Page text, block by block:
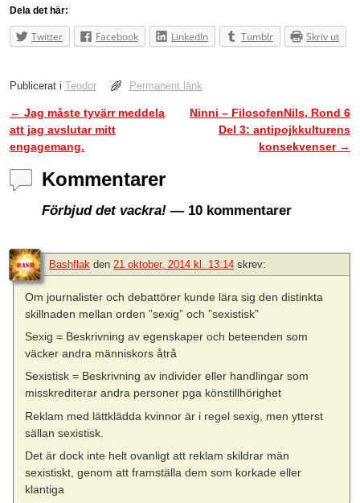
Dela det här:
Twitter Facebook LinkedIn Tumblr Skriv ut
Publicerat i Teodor Permanent länk
Inläggsnavigering
← Jag måste tyvärr meddela
att jag avslutar mitt
engagemang.
Ninni – FilosofenNils, Rond 6
Del 3: antipojkkulturens
konsekvenser →
Kommentarer
Förbjud det vackra! — 10 kommentarer
Bashflak den 21 oktober, 2014 kl. 13:14 skrev:
Om journalister och debattörer kunde lära sig den distinkta
skillnaden mellan orden ”sexig” och ”sexistisk”
Sexig = Beskrivning av egenskaper och beteenden som
väcker andra människors åtrå
Sexistisk = Beskrivning av individer eller handlingar som
misskrediterar andra personer pga könstillhörighet
Reklam med lättklädda kvinnor är i regel sexig, men ytterst
sällan sexistisk.
Det är dock inte helt ovanligt att reklam skildrar män
sexistiskt, genom att framställa dem som korkade eller
klantiga